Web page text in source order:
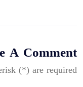
A Comment
(*) are required